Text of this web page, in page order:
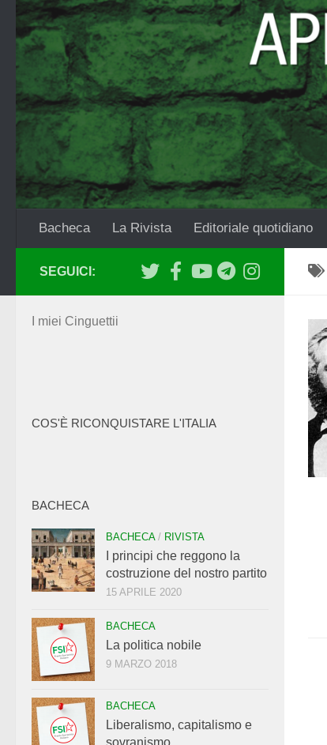
Salta al contenuto
Bacheca La Rivista Editoriale quotidiano
SEGUICI:
I miei Cinguettii
COS'È RICONQUISTARE L'ITALIA
BACHECA
BACHECA/ RIVISTA
I principi che reggono la
costruzione del nostro partito
15 APRILE 2020
BACHECA
La politica nobile
9 MARZO 2018
BACHECA
Liberalismo, capitalismo e